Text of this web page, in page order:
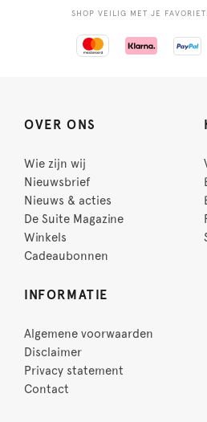
SHOP VEILIG MET JE
OVER ONS
Wie zijn wij
Nieuwsbrief
Nieuws & acties
De Suite Magazine
Winkels
Cadeaubonnen
INFORMATIE
Algemene voorwaarden
Disclaimer
Privacy statement
Contact